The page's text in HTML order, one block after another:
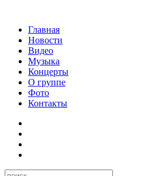
Главная
Новости
Видео
Музыка
Концерты
О группе
Фото
Контакты